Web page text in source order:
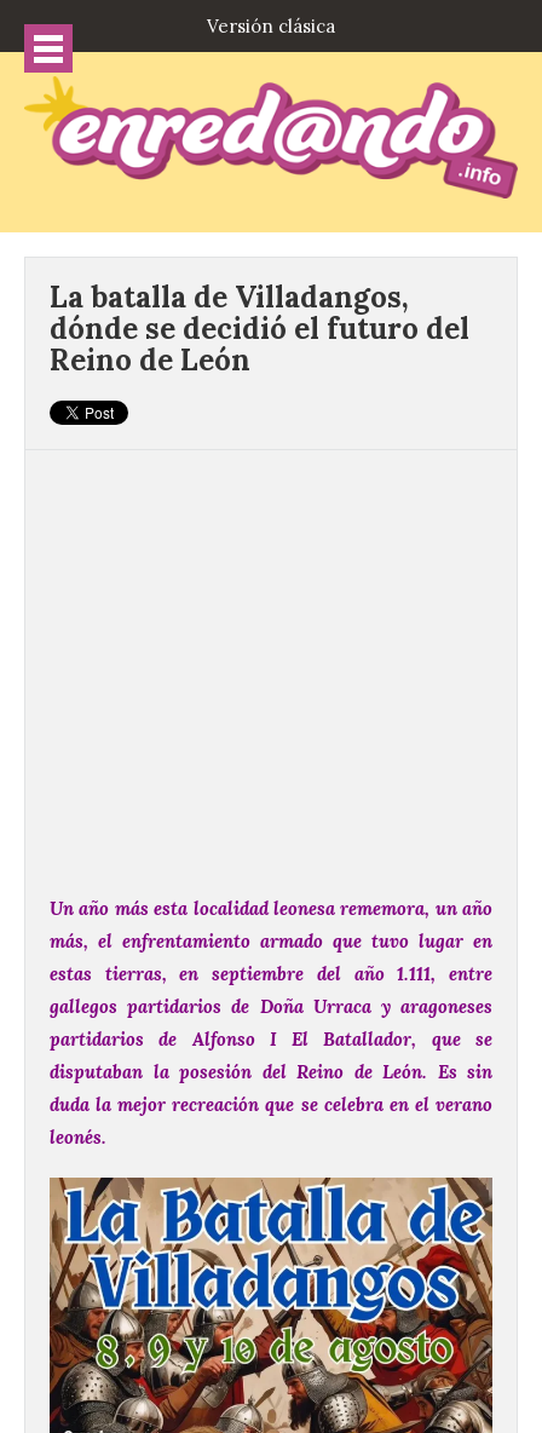
Versión clásica
La batalla de Villadangos,
dónde se decidió el futuro del
Reino de León
Un año más esta localidad leonesa rememora, un año
más, el enfrentamiento armado que tuvo lugar en
estas tierras, en septiembre del año 1.111, entre
gallegos partidarios de Doña Urraca y aragoneses
partidarios de Alfonso I El Batallador, que se
disputaban la posesión del Reino de León. Es sin
duda la mejor recreación que se celebra en el verano
leonés.